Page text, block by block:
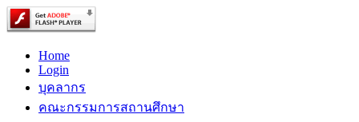
Home
Login
บุคลากร
คณะกรรมการสถานศึกษา